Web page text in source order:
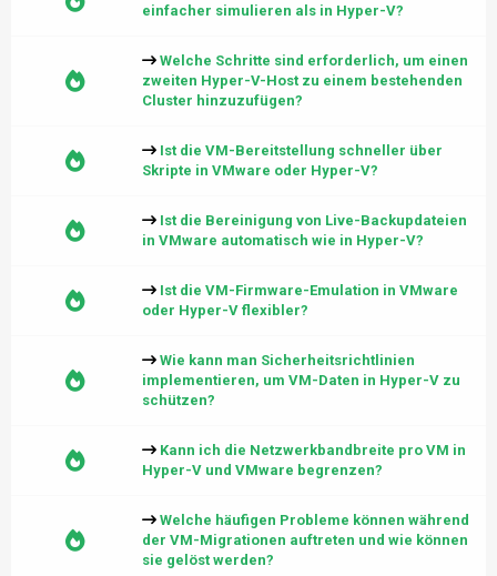
einfacher simulieren als in Hyper-V?
Welche Schritte sind erforderlich, um einen
zweiten Hyper-V-Host zu einem bestehenden
Cluster hinzuzufügen?
Ist die VM-Bereitstellung schneller über
Skripte in VMware oder Hyper-V?
Ist die Bereinigung von Live-Backupdateien
in VMware automatisch wie in Hyper-V?
Ist die VM-Firmware-Emulation in VMware
oder Hyper-V flexibler?
Wie kann man Sicherheitsrichtlinien
implementieren, um VM-Daten in Hyper-V zu
schützen?
Kann ich die Netzwerkbandbreite pro VM in
Hyper-V und VMware begrenzen?
Welche häufigen Probleme können während
der VM-Migrationen auftreten und wie können
sie gelöst werden?